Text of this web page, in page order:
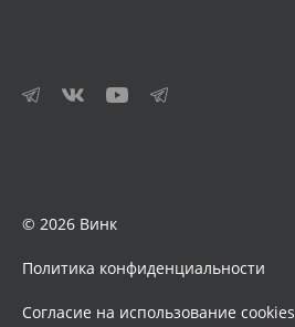
© 2026 Винк
Политика конфиденциальности
Согласие на использование cookies